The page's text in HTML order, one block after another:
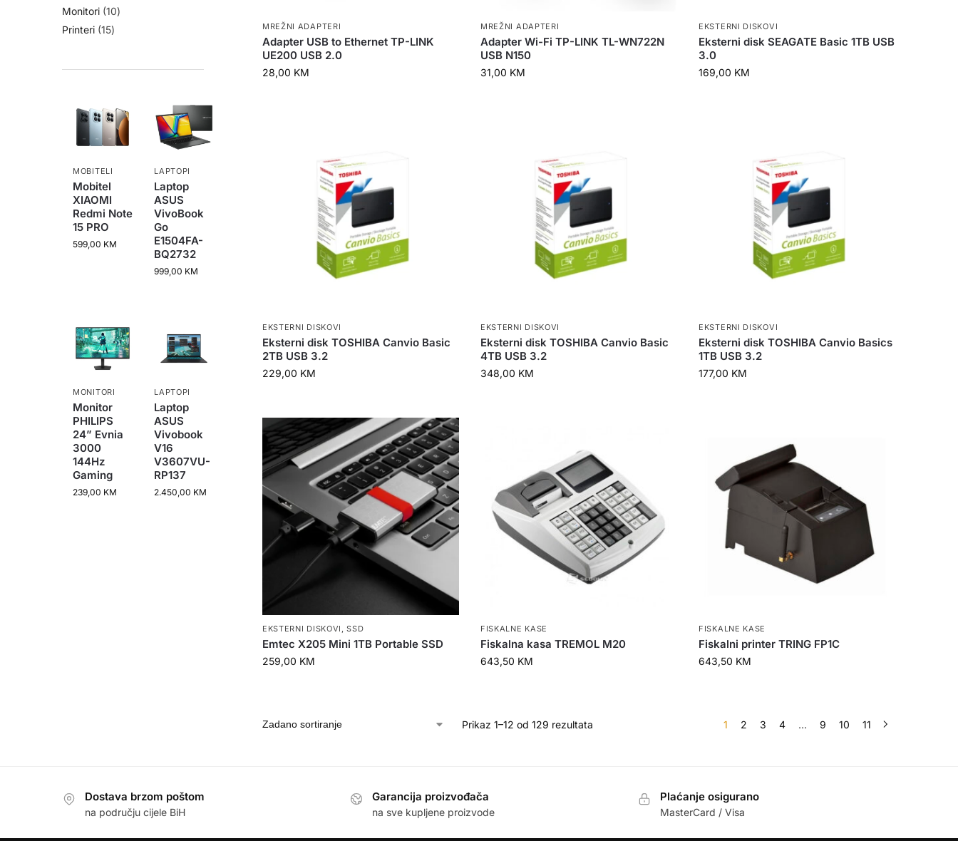
MREŽNI ADAPTERI
Adapter USB to Ethernet TP-LINK
UE200 USB 2.0
28,00 KM
MREŽNI ADAPTERI
Adapter Wi-Fi TP-LINK TL-WN722N
USB N150
31,00 KM
EKSTERNI DISKOVI
Eksterni disk SEAGATE Basic 1TB USB
3.0
169,00 KM
EKSTERNI DISKOVI
Eksterni disk TOSHIBA Canvio Basic
2TB USB 3.2
229,00 KM
EKSTERNI DISKOVI
Eksterni disk TOSHIBA Canvio Basic
4TB USB 3.2
348,00 KM
EKSTERNI DISKOVI
Eksterni disk TOSHIBA Canvio Basics
1TB USB 3.2
177,00 KM
EKSTERNI DISKOVI ,SSD
Emtec X205 Mini 1TB Portable SSD
259,00 KM
FISKALNE KASE
Fiskalna kasa TREMOL M20
643,50 KM
FISKALNE KASE
Fiskalni printer TRING FP1C
643,50 KM
Prikaz 1–12 od 129 rezultata 1 2 3 4 … 9 10 11
Monitori 10
Printeri 15
MOBITELI
Mobitel
XIAOMI
Redmi Note
15 PRO
599,00 KM
LAPTOPI
Laptop
ASUS
VivoBook
Go
E1504FA-
BQ2732
999,00 KM
MONITORI
Monitor
PHILIPS
24” Evnia
3000
144Hz
Gaming
239,00 KM
LAPTOPI
Laptop
ASUS
Vivobook
V16
V3607VU-
RP137
2.450,00 KM
Dostava brzom poštom
na području cijele BiH
Garancija proizvođača
na sve kupljene proizvode
Plaćanje osigurano
MasterCard / Visa